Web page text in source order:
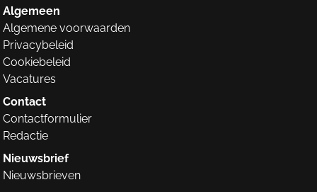
Algemeen
Algemene voorwaarden
Privacybeleid
Cookiebeleid
Vacatures
Contact
Contactformulier
Redactie
Nieuwsbrief
Nieuwsbrieven